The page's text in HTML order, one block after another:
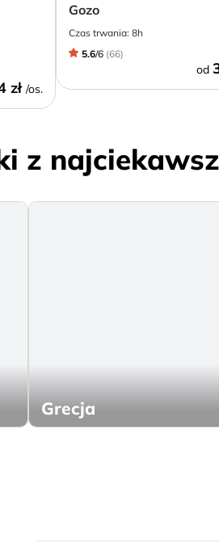
zł /os.
Gozo
Czas trwania: 8h
5.6/6 (66)
od
z
Grecja